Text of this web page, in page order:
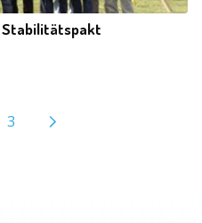
Stabilitätspakt
3